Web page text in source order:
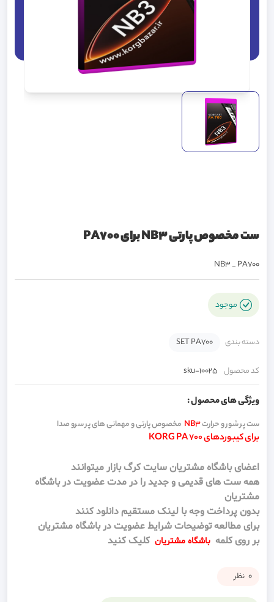
ست مخصوص پارتی NB3 برای PA700
NB3 _ PA700
موجود
دسته بندی SET PA700
کد محصول sku-10025
ویژگی های محصول :
ست پر شور و حرارتNB3 مخصوص پارتی و مهمانی های پر سرو صدا
برای کیبوردهای KORG PA 700
اعضای باشگاه مشتریان سایت کرگ بازار میتوانند
همه ست های قدیمی و جدید را در مدت عضویت در باشگاه
مشتریان
بدون پرداخت وجه با لینک مستقیم دانلود کنند
برای مطالعه توضیحات شرایط عضویت در باشگاه مشتریان
بر روی کلمه باشگاه مشتریان کلیک کنید
0 نظر